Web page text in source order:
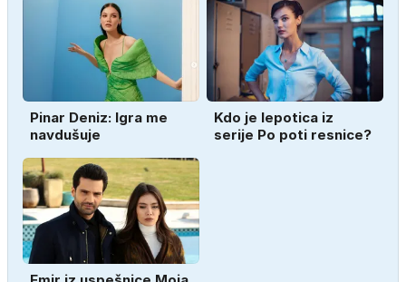
Pinar Deniz: Igra me
navdušuje
Kdo je lepotica iz
serije Po poti resnice?